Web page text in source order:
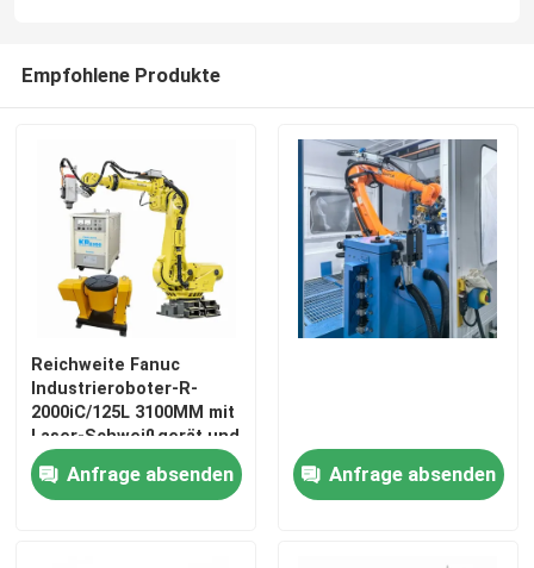
Empfohlene Produkte
Reichweite Fanuc
Industrieroboter-R-
2000iC/125L 3100MM mit
Laser-Schweißgerät und
Stellwerk für
Punktschweissen-
Anfrage absenden Anfrage absenden